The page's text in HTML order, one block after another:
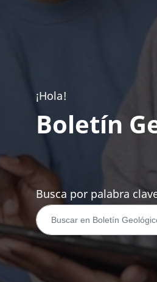
¡Hola!
Boletín
Busca por palabra